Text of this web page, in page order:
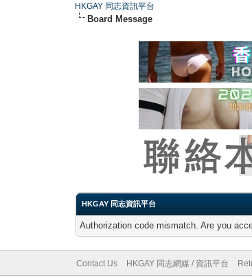
HKGAY 同志資訊平台
Board Message
HKGAY 同志資訊平台
Authorization code mismatch. Are you
Contact Us HKGAY 同志網媒 / 資訊平台